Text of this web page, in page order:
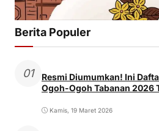
Berita Populer
01
Resmi Diumumkan! Ini
Ogoh-Ogoh Tabanan 2026
Kamis, 19 Maret 2026